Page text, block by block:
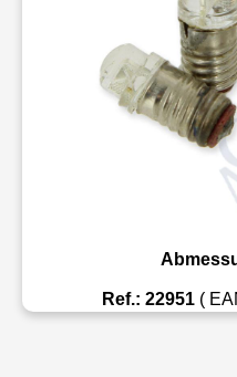
Ref.: 22951(